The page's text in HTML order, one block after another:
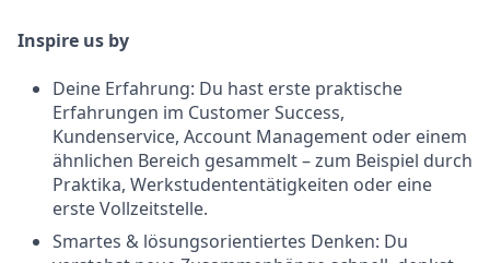
Inspire us by
Deine Erfahrung: Du hast erste praktische
Erfahrungen im Customer Success,
Kundenservice, Account Management oder einem
ähnlichen Bereich gesammelt – zum Beispiel durch
Praktika, Werkstudententätigkeiten oder eine
erste Vollzeitstelle.
Smartes & lösungsorientiertes Denken: Du